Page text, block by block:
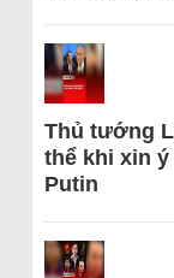
Thủ tướng
thể khi xin
Putin